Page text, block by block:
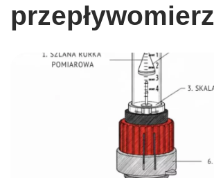
przepływomierz